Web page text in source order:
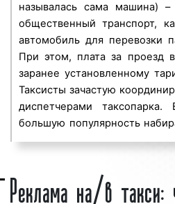
высокаячастота
массовый охват
большое количество
разнообразие
непрерывное
аудиторию;
низкие цены и
Реклама на/в такси в
клиентов и повышения
клиенты нашего рекламного
называлась сама машина) –
общественный транспорт,
автомобиль для перевозки
При этом, плата за проезд
заранее установленному
Таксисты зачастую
диспетчерами
большую популярность
заказа такси через
По некоторым
такси появилось в Древнем
Реклама на/в